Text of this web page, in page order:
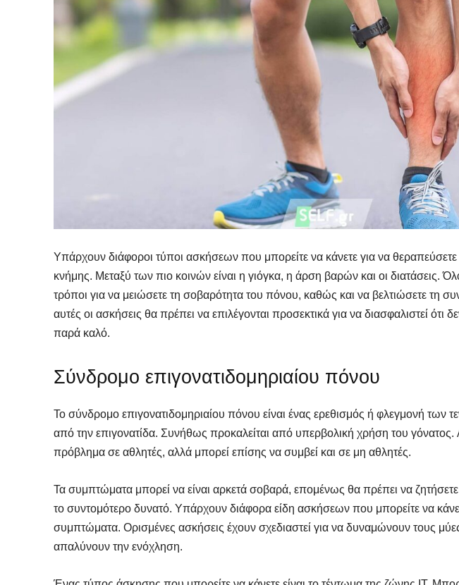
Υπάρχουν διάφοροι τύποι ασκήσεων που μπορείτε να κάνετε για να
κνήμης. Μεταξύ των πιο κοινών είναι η γιόγκα, η άρση βαρών και οι διατάσεις. Όλοι
τρόποι για να μειώσετε τη σοβαρότητα του πόνου, καθώς και να βελτιώσετε τη
αυτές οι ασκήσεις θα πρέπει να επιλέγονται προσεκτικά για να διασφαλιστεί ότι
παρά καλό.
Σύνδρομο επιγονατιδομηριαίου πόνου
Το σύνδρομο επιγονατιδομηριαίου πόνου είναι ένας ερεθισμός ή φλεγμονή των
από την επιγονατίδα. Συνήθως προκαλείται από υπερβολική χρήση του γόνατος.
πρόβλημα σε αθλητές, αλλά μπορεί επίσης να συμβεί και σε μη αθλητές.
Τα συμπτώματα μπορεί να είναι αρκετά σοβαρά, επομένως θα πρέπει να
το συντομότερο δυνατό. Υπάρχουν διάφορα είδη ασκήσεων που μπορείτε να
συμπτώματα. Ορισμένες ασκήσεις έχουν σχεδιαστεί για να δυναμώνουν τους
απαλύνουν την ενόχληση.